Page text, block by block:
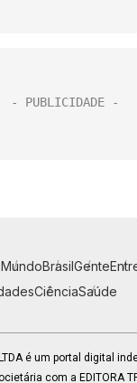
MundoBrasilGente
CiênciaSaúde
LTDA é um portal digital
com a EDITORA